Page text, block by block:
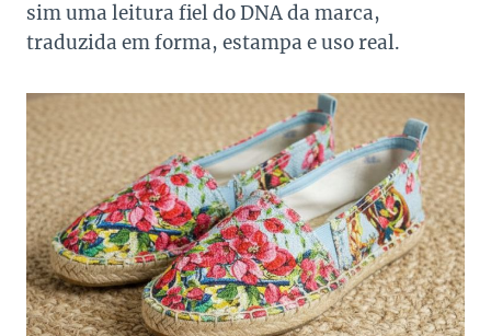
sim uma leitura fiel do DNA da marca,
traduzida em forma, estampa e uso real.